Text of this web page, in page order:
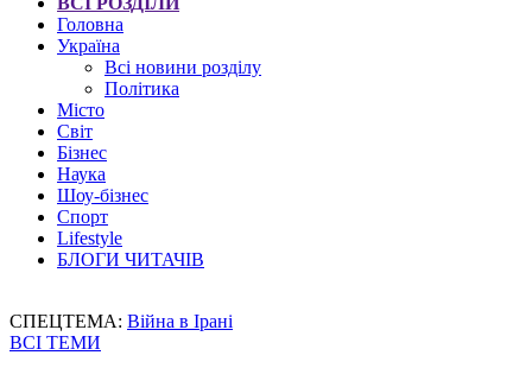
Головна
Україна
Всі новини розділу
Політика
Місто
Світ
Бізнес
Наука
Шоу-бізнес
Спорт
Lifestyle
БЛОГИ ЧИТАЧІВ
СПЕЦТЕМА: Війна в Ірані
ВСІ ТЕМИ